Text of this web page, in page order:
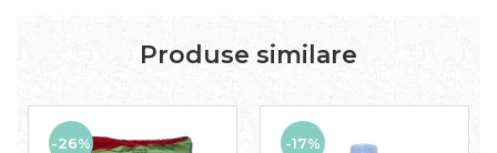
Produse similare
-26% -17%